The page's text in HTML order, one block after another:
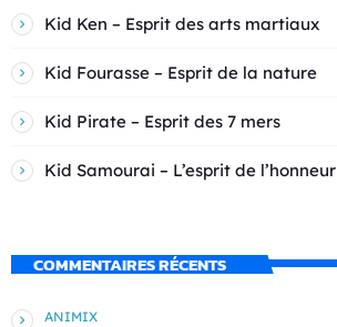
Kid Ken – Esprit des arts martiaux
Kid Fourasse – Esprit de la nature
Kid Pirate – Esprit des 7 mers
Kid Samourai – L’esprit de l’honneur
COMMENTAIRES RÉCENTS
ANIMIX